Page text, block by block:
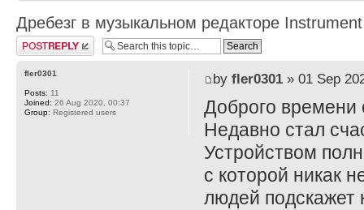
Дребезг в музыкальном редакторе
Post a reply
by fler0301» 01 Sep
Доброго времени
Недавно стал
Устройством
с которой никак
людей подскажет
fler0301
Posts: 11
Joined: 26 Aug 2020, 00:37
Group: Registered users